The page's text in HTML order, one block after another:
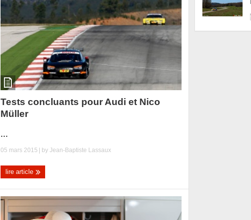
Tests concluants pour Audi et Nico
Müller
...
05 mars 2015 | byJean-Baptiste Lassaux
lire article